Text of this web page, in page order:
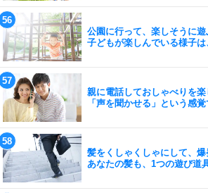
公園に行って、楽しそうに遊
子どもが楽しんでいる様子は
親に電話しておしゃべりを楽
「声を聞かせる」という感覚
髪をくしゃくしゃにして、爆
あなたの髪も、1つの遊び道具